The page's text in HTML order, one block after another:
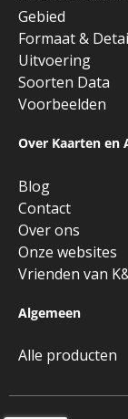
Gebied
Formaat &
Uitvoering
Soorten Data
Voorbeelden
Over Kaarten en
Blog
Contact
Over ons
Onze websites
Vrienden van
Algemeen
Alle producten